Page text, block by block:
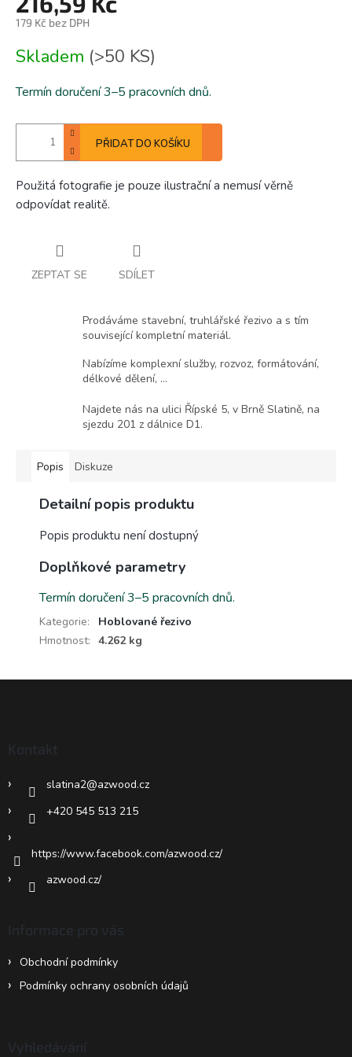
179 Kč bez DPH
cena:
Skladem (>50 KS)
Termín doručení 3–5 pracovních dnů.
PŘIDAT DO KOŠÍKU
Použitá fotografie je pouze ilustrační a nemusí věrně
odpovídat realitě.
ZEPTAT SE SDÍLET
Prodáváme stavební, truhlářské řezivo a s tím
související kompletní materiál.
Nabízíme komplexní služby, rozvoz, formátování,
délkové dělení, ...
Najdete nás na ulici Řípské 5, v Brně Slatině, na
sjezdu 201 z dálnice D1.
Popis Diskuze
Detailní popis produktu
Popis produktu není dostupný
Doplňkové parametry
Termín doručení 3–5 pracovních dnů.
Kategorie:
Hoblované řezivo
Hmotnost: 4.262 kg
Kontakt
slatina2@azwood.cz
+420 545 513 215
https://www.facebook.com/azwood.cz/
azwood.cz/
Informace pro vás
Obchodní podmínky
Podmínky ochrany osobních údajů
Vyhledávání